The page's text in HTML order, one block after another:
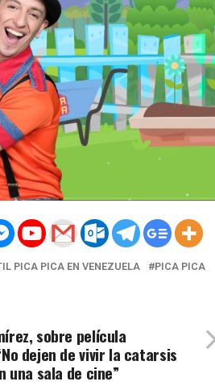
PICA PICA EN VENEZUELA
PICA PICA
sobre película
dejen de vivir la catarsis
una sala de cine”